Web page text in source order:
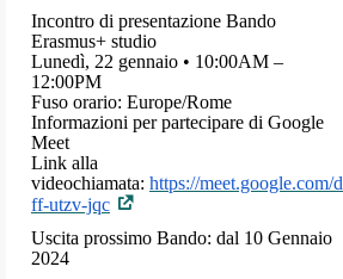
Incontro di presentazione Bando
Erasmus+ studio
Lunedì, 22 gennaio • 10:00AM –
12:00PM
Fuso orario: Europe/Rome
Informazioni per partecipare di Google
Meet
Link alla
videochiamata: https://meet.google.com/d
ff-utzv-jqc
Uscita prossimo Bando: dal 10 Gennaio
2024